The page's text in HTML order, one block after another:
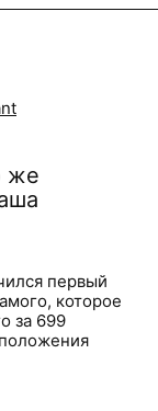
же
первый
которое
за 699